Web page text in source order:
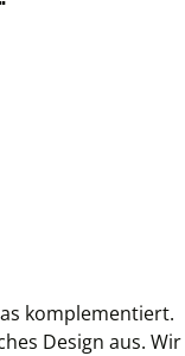
komplementiert.
Design aus. Wir